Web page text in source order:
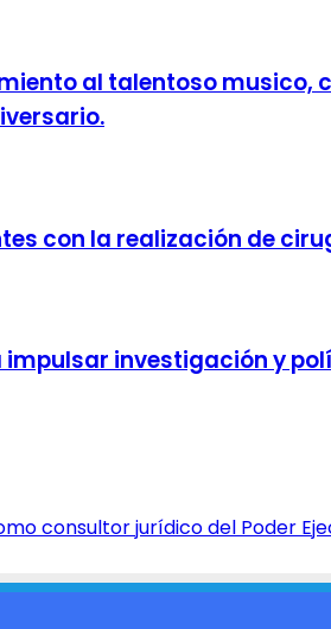
al talentoso
con la realización de
investigación y
consultor jurídico del Poder